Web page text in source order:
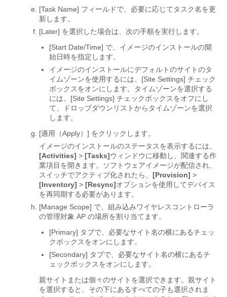
[Task Name] フィールドで、必要に応じてタスク名を更
新します。
[Later] を選択した場合は、次の手順を実行します。
[Start Date/Time] で、イメージのインストールの開
始日時を指定します。
イメージのインストールにデフォルトのサイトのタ
イムゾーンを使用するには、[Site Settings] チェック
ボックスをオンにします。
タイムゾーンを選択する
には、[Site Settings] チェックボックスをオフにし
て、ドロップダウンリストからタイムゾーンを選択
します。
[適用（Apply）] をクリックします。
イメージのインストールのステータスを表示するには、
[Activities] > [Tasks]ウィンドウに移動し、関連する作
業項目を開きます。ソフトウェアイメージが配信され、
スイッチでアクティブ化されたら、 [Provision] >
[Inventory] > [Resync]オプションを使用してデバイス
を再同期する必要があります。
[Manage Scope] で、組み込みワイヤレスコントローラ
の管理対象 AP の場所を割り当てます。
[Primary] タブで、必要なサイト名の横にあるチェッ
クボックスをオンにします。
[Secondary] タブで、必要なサイト名の横にあるチ
ェックボックスをオンにします。
親サイトまたは個々のサイトを選択できます。親サイト
を選択すると、その下にあるすべての子も選択されま